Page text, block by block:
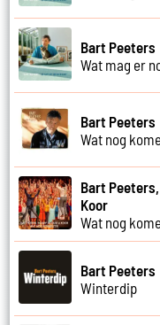
Bart Peeters
Wat mag er
Bart Peeters
Wat nog
Bart
Koor
Wat nog
Bart Peeters
Winterdip